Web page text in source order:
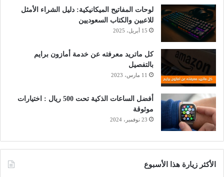
لوحات المفاتيح الميكانيكية: دليل الشراء الأمثل
للاعبين والكتاب السعوديين
15 أبريل، 2025
كل ماتريد معرفته عن خدمة أمازون برايم
بالتفصيل
11 مارس، 2023
أفضل الساعات الذكية تحت 500 ريال : اختيارات
موثوقة
23 نوفمبر، 2024
الأكثر زيارة هذا الأسبوع